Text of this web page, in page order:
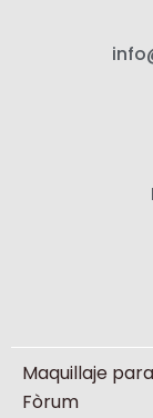
Maquillaje
Fòrum